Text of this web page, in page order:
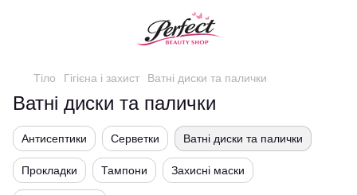
Тіло Гігієна і захист Ватні диски та палички
Ватні диски та палички
Антисептики Серветки Ватні диски та палички
Прокладки Тампони Захисні маски